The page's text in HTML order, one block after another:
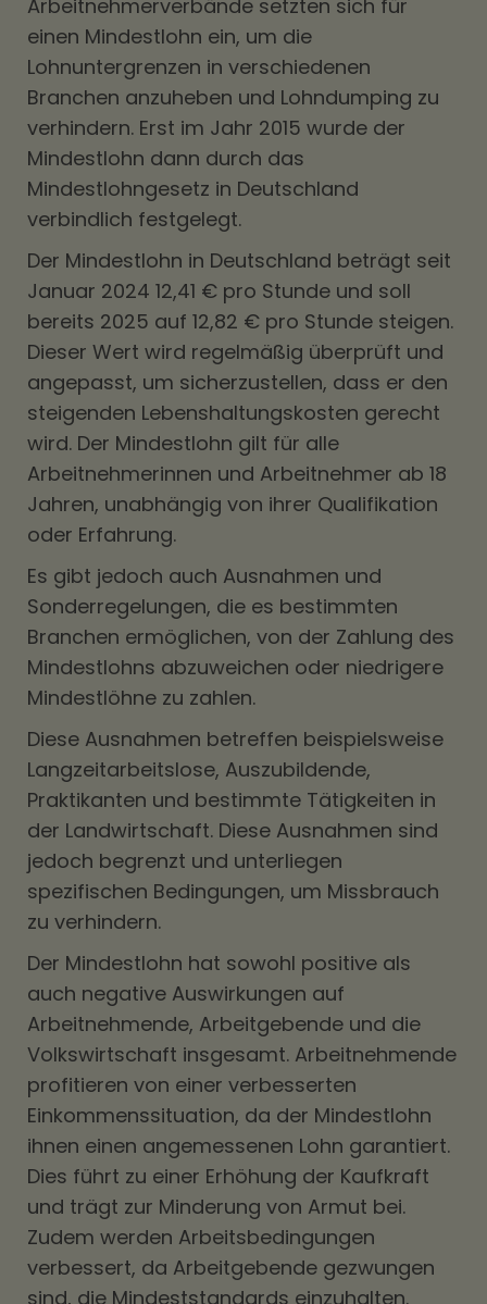
Arbeitnehmerverbände setzten sich für
einen Mindestlohn ein, um die
Lohnuntergrenzen in verschiedenen
Branchen anzuheben und Lohndumping zu
verhindern. Erst im Jahr 2015 wurde der
Mindestlohn dann durch das
Mindestlohngesetz in Deutschland
verbindlich festgelegt.
Der Mindestlohn in Deutschland beträgt seit
Januar 2024 12,41 € pro Stunde und soll
bereits 2025 auf 12,82 € pro Stunde steigen.
Dieser Wert wird regelmäßig überprüft und
angepasst, um sicherzustellen, dass er den
steigenden Lebenshaltungskosten gerecht
wird. Der Mindestlohn gilt für alle
Arbeitnehmerinnen und Arbeitnehmer ab 18
Jahren, unabhängig von ihrer Qualifikation
oder Erfahrung.
Es gibt jedoch auch Ausnahmen und
Sonderregelungen, die es bestimmten
Branchen ermöglichen, von der Zahlung des
Mindestlohns abzuweichen oder niedrigere
Mindestlöhne zu zahlen.
Diese Ausnahmen betreffen beispielsweise
Langzeitarbeitslose, Auszubildende,
Praktikanten und bestimmte Tätigkeiten in
der Landwirtschaft. Diese Ausnahmen sind
jedoch begrenzt und unterliegen
spezifischen Bedingungen, um Missbrauch
zu verhindern.
Der Mindestlohn hat sowohl positive als
auch negative Auswirkungen auf
Arbeitnehmende, Arbeitgebende und die
Volkswirtschaft insgesamt. Arbeitnehmende
profitieren von einer verbesserten
Einkommenssituation, da der Mindestlohn
ihnen einen angemessenen Lohn garantiert.
Dies führt zu einer Erhöhung der Kaufkraft
und trägt zur Minderung von Armut bei.
Zudem werden Arbeitsbedingungen
verbessert, da Arbeitgebende gezwungen
sind, die Mindeststandards einzuhalten.